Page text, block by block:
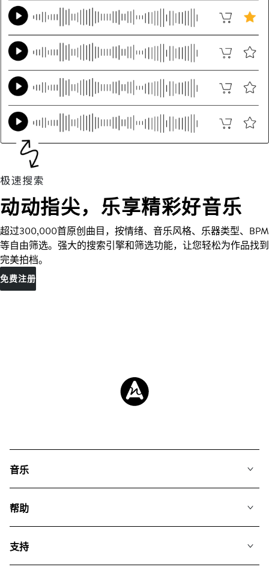
动动指尖，乐享精彩好音乐
超过300,000首原创曲目，按情绪、音乐风格、乐器类型、BPM
等自由筛选。强大的搜索引擎和筛选功能，让您轻松为作品找到
完美拍档。
免费注册
音乐
搜索
专辑
帮助
我们如何运用AI
支持